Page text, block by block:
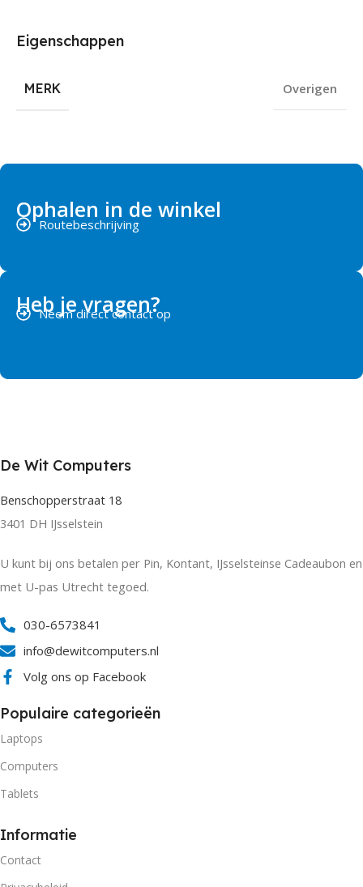
Eigenschappen
MERK Overigen
Ophalen in de winkel
Routebeschrijving
Heb je vragen?
Neem direct contact op
De Wit Computers
Benschopperstraat 18
3401 DH IJsselstein
U kunt bij ons betalen per Pin, Kontant, IJsselsteinse Cadeaubon en
met U-pas Utrecht tegoed.
030-6573841
info@dewitcomputers.nl
Volg ons op Facebook
Populaire categorieën
Laptops
Computers
Tablets
Informatie
Contact